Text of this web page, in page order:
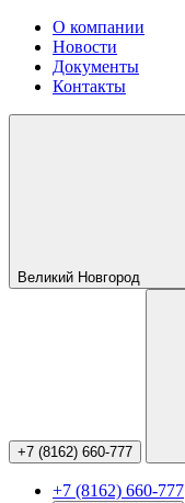
О компании
Новости
Документы
Контакты
Великий Новгород
+7 (8162) 660-777
+7 (8162) 660-777